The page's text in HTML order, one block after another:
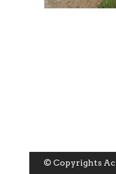
© Copyrights